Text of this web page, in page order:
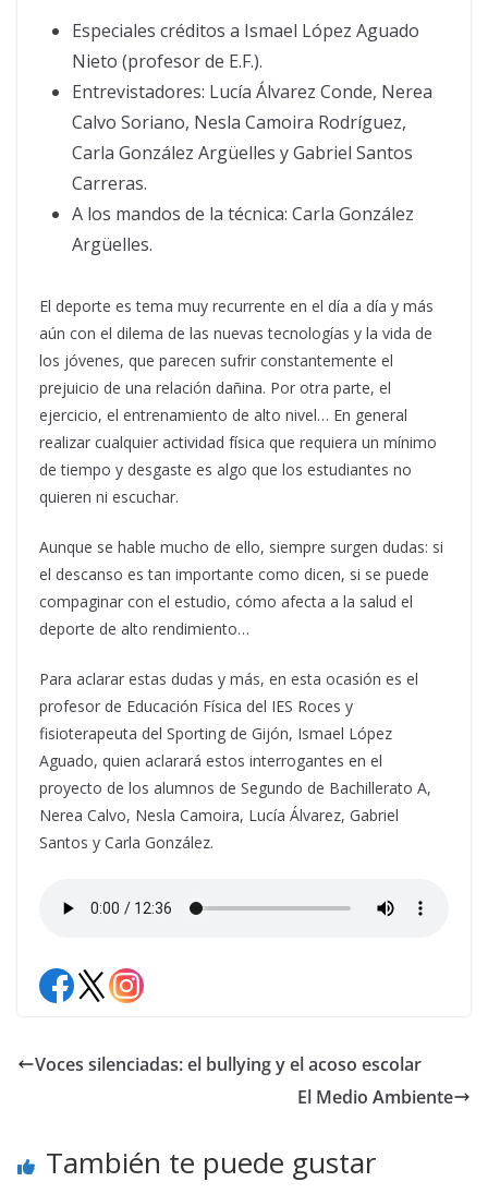
Especiales créditos a Ismael López Aguado
Nieto (profesor de E.F.).
Entrevistadores: Lucía Álvarez Conde, Nerea
Calvo Soriano, Nesla Camoira Rodríguez,
Carla González Argüelles y Gabriel Santos
Carreras.
A los mandos de la técnica: Carla González
Argüelles.
El deporte es tema muy recurrente en el día a día y más
aún con el dilema de las nuevas tecnologías y la vida de
los jóvenes, que parecen sufrir constantemente el
prejuicio de una relación dañina. Por otra parte, el
ejercicio, el entrenamiento de alto nivel… En general
realizar cualquier actividad física que requiera un mínimo
de tiempo y desgaste es algo que los estudiantes no
quieren ni escuchar.
Aunque se hable mucho de ello, siempre surgen dudas: si
el descanso es tan importante como dicen, si se puede
compaginar con el estudio, cómo afecta a la salud el
deporte de alto rendimiento…
Para aclarar estas dudas y más, en esta ocasión es el
profesor de Educación Física del IES Roces y
fisioterapeuta del Sporting de Gijón, Ismael López
Aguado, quien aclarará estos interrogantes en el
proyecto de los alumnos de Segundo de Bachillerato A,
Nerea Calvo, Nesla Camoira, Lucía Álvarez, Gabriel
Santos y Carla González.
Voces silenciadas: el bullying y el acoso escolar
El Medio Ambiente
También te puede gustar